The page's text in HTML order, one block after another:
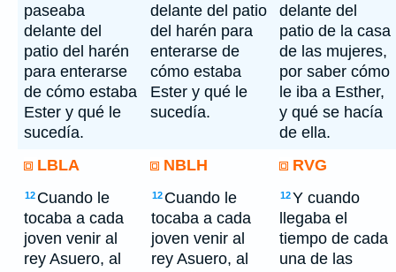
paseaba
delante del
patio del harén
para enterarse
de cómo estaba
Ester y qué le
sucedía.
delante del patio
del harén para
enterarse de
cómo estaba
Ester y qué le
sucedía.
delante del
patio de la casa
de las mujeres,
por saber cómo
le iba a Esther,
y qué se hacía
de ella.
LBLA
NBLH RVG
12 Cuando le
tocaba a cada
joven venir al
rey Asuero, al
12 Cuando le
tocaba a cada
joven venir al
rey Asuero, al
12Y cuando
llegaba el
tiempo de cada
una de las